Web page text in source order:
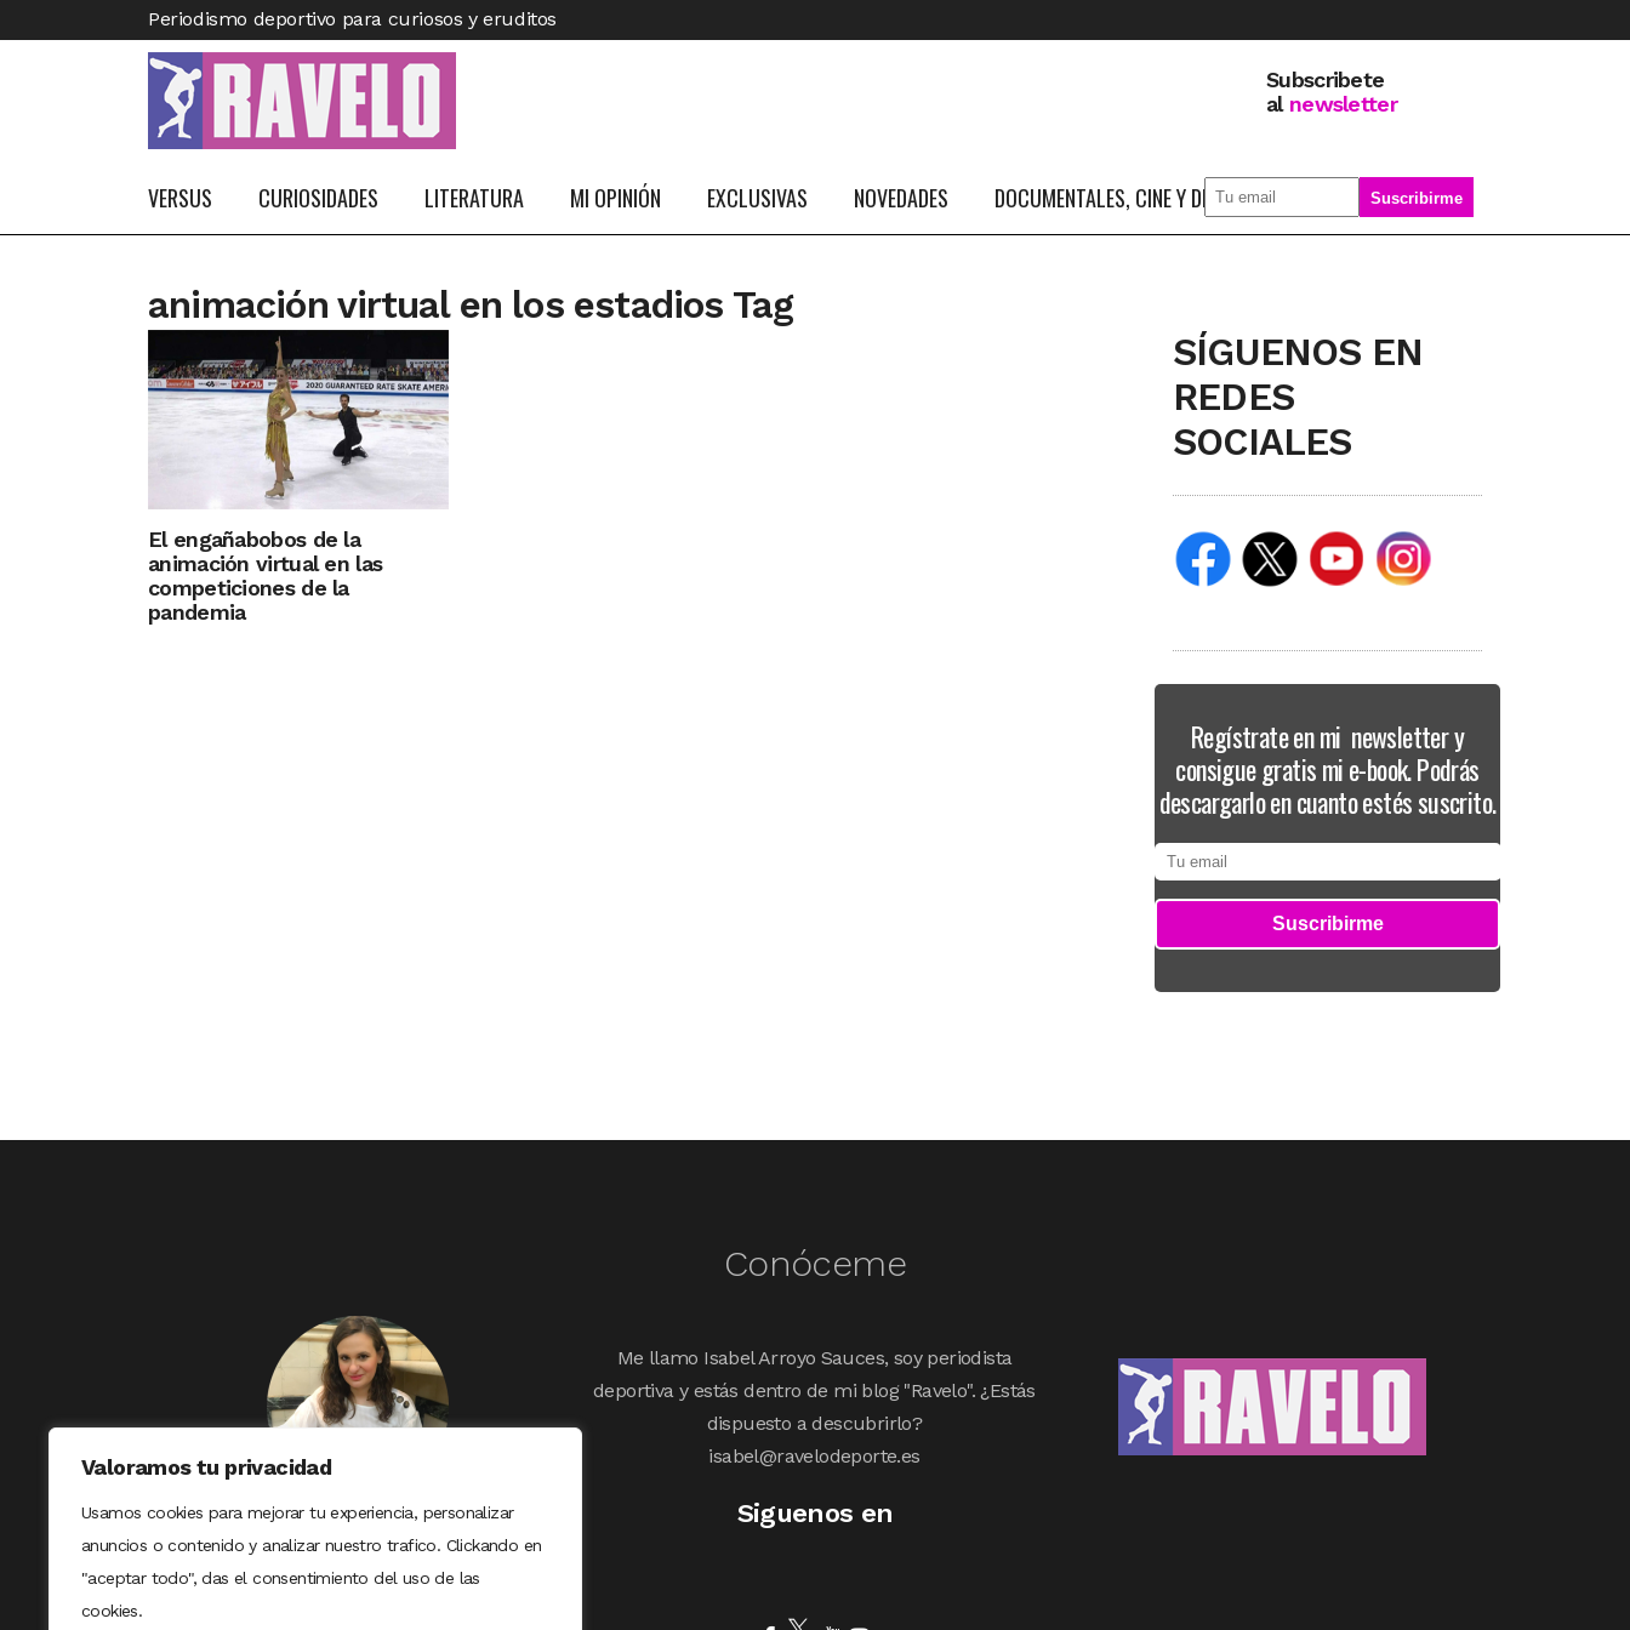
Valoramos tu privacidad
Usamos cookies para mejorar tu experiencia, personalizar
anuncios o contenido y analizar nuestro trafico. Clickando en
"aceptar todo", das el consentimiento del uso de las
cookies.
Periodismo deportivo para curiosos y eruditos
Subscribete
al newsletter
VERSUS CURIOSIDADES LITERATURA MI OPINIÓN EXCLUSIVAS NOVEDADES DOCUMENTALES, CINE Y DEPORTE SOBRE MÍ
animación virtual en los estadios Tag
El engañabobos de la
animación virtual en las
competiciones de la
pandemia
SÍGUENOS EN
REDES
SOCIALES
Regístrate en mi newsletter y
consigue gratis mi e-book. Podrás
descargarlo en cuanto estés suscrito.
Conóceme
Me llamo Isabel Arroyo Sauces, soy periodista
deportiva y estás dentro de mi blog "Ravelo". ¿Estás
dispuesto a descubrirlo?
isabel@ravelodeporte.es
Siguenos en